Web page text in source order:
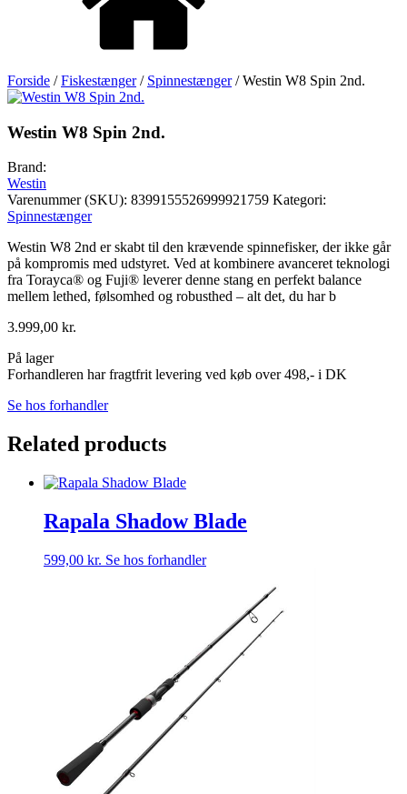
Forside /Fiskestænger/ Spinnestænger/ Westin W8 Spin 2nd.
Westin W8 Spin 2nd.
Brand:
Westin
Varenummer (SKU): 8399155526999921759 Kategori:
Spinnestænger
Westin W8 2nd er skabt til den krævende spinnefisker, der ikke går
på kompromis med udstyret. Ved at kombinere avanceret teknologi
fra Torayca® og Fuji® leverer denne stang en perfekt balance
mellem lethed, følsomhed og robusthed – alt det, du har b
3.999,00 kr.
På lager
Forhandleren har fragtfrit levering ved køb over 498,- i DK
Se hos forhandler
Related products
Rapala Shadow Blade
599,00 kr. Se hos forhandler